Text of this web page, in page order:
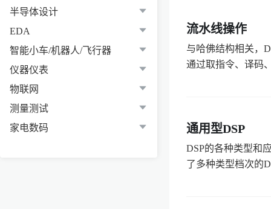
半导体设计
EDA
智能小车/机器人/飞行器
仪器仪表
物联网
测量测试
家电数码
流水线操作
与哈佛结构相关，
通过取指令、译码
通用型DSP
DSP的各种类型和
了多种类型档次的